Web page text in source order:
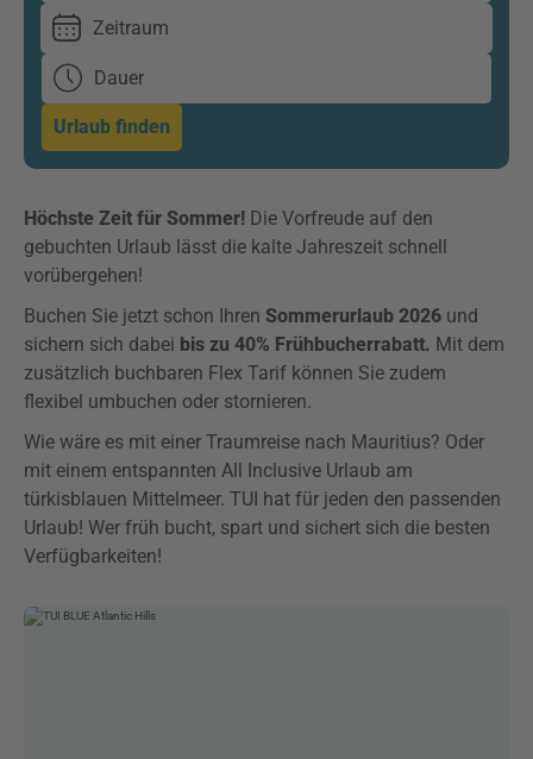
Zeitraum
Dauer
Urlaub finden
Höchste Zeit für Sommer! Die Vorfreude auf den
gebuchten Urlaub lässt die kalte Jahreszeit schnell
vorübergehen!
Buchen Sie jetzt schon Ihren Sommerurlaub 2026 und
sichern sich dabei bis zu 40% Frühbucherrabatt. Mit dem
zusätzlich buchbaren Flex Tarif können Sie zudem
flexibel umbuchen oder stornieren.
Wie wäre es mit einer Traumreise nach Mauritius? Oder
mit einem entspannten All Inclusive Urlaub am
türkisblauen Mittelmeer. TUI hat für jeden den passenden
Urlaub! Wer früh bucht, spart und sichert sich die besten
Verfügbarkeiten!